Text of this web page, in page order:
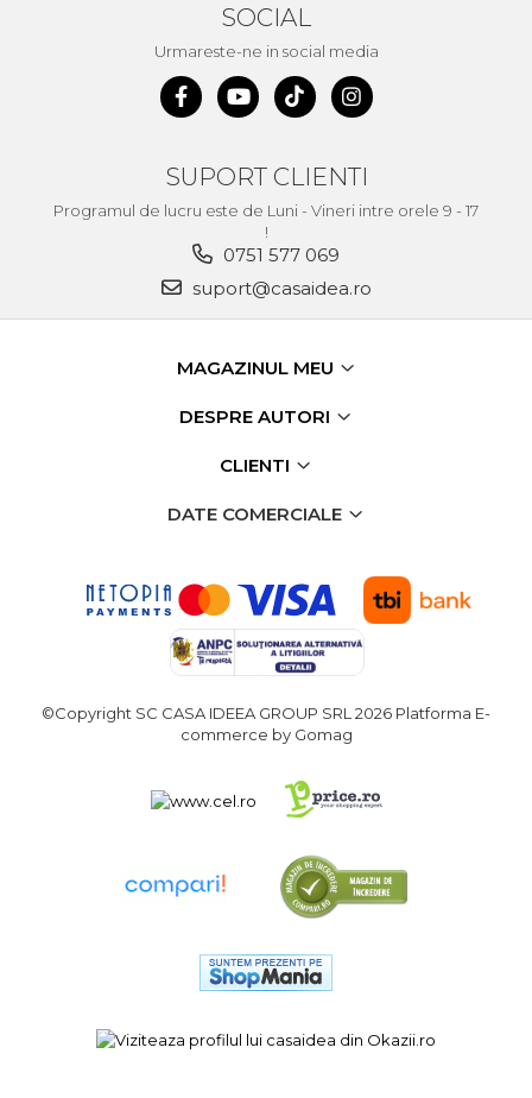
SOCIAL
Urmareste-ne in social media
SUPORT CLIENTI
Programul de lucru este de Luni - Vineri intre orele 9 - 17
!
0751 577 069
suport@casaidea.ro
MAGAZINUL MEU
DESPRE AUTORI
CLIENTI
DATE COMERCIALE
©Copyright SC CASA IDEEA GROUP SRL 2026 Platforma E-
commerce by Gomag